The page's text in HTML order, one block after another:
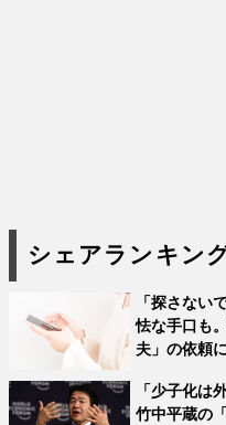
シェアランキン
「探さない
怯な手口も
夫」の依頼
「少子化は
竹中平蔵の